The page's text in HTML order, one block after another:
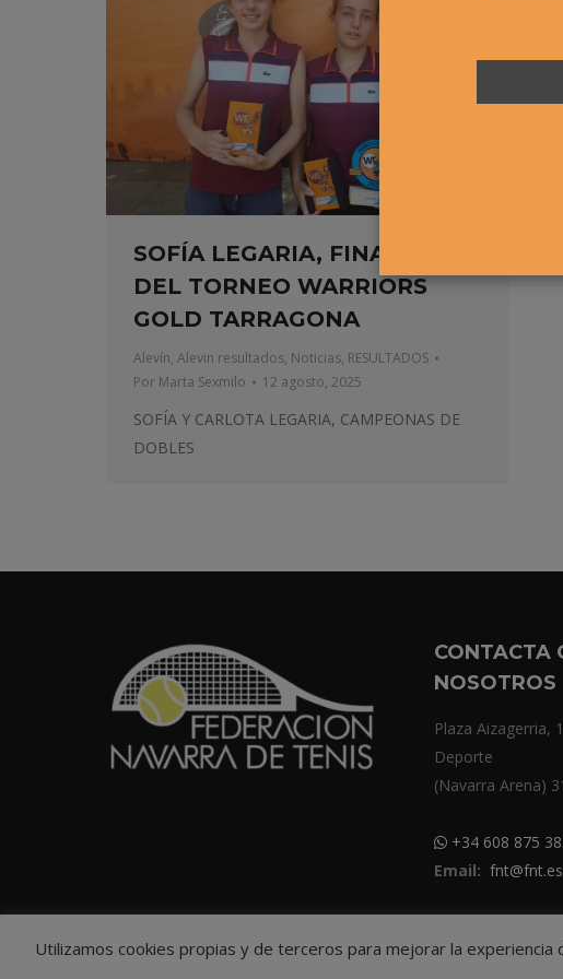
SOFÍA LEGARIA, FINALISTA
DEL TORNEO WARRIORS
GOLD TARRAGONA
Alevín, Alevin resultados, Noticias, RESULTADOS
Por Marta Sexmilo 12 agosto, 2025
SOFÍA Y CARLOTA LEGARIA, CAMPEONAS DE
DOBLES
CONTACTA
NOSOTROS
Plaza Aizagerria,
Deporte
(Navarra Arena)
+34 608 875
Email: fnt@fnt.es
Utilizamos cookies propias y de terceros para mejorar la experiencia